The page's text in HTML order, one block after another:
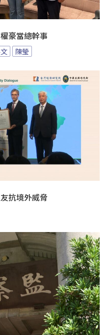
豪當總幹事
陳瑩
抗境外威脅